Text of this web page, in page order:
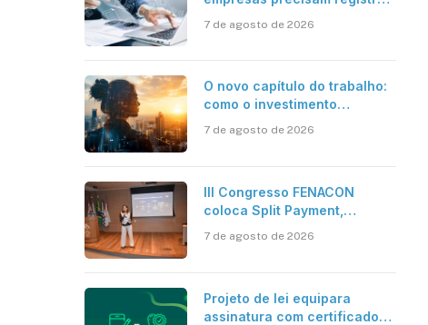
7 de agosto de 2026
O novo capítulo do trabalho:
como o investimento
científica revela a
7 de agosto de 2026
III Congresso FENACON
coloca Split Payment,
centro dos debates
7 de agosto de 2026
Projeto de lei equipara
assinatura com certificado